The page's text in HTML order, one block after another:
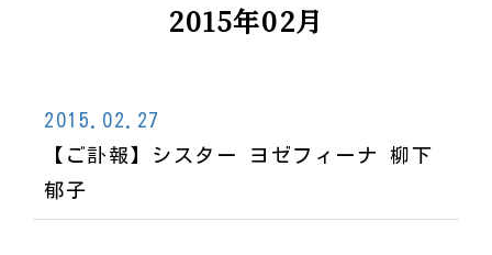
2015年02月
2015.02.27
【ご訃報】シスター ヨゼフィーナ 柳下
郁子